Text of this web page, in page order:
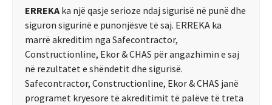
ERREKA ka një qasje serioze ndaj sigurisë në punë dhe
siguron sigurinë e punonjësve të saj. ERREKA ka
marrë akreditim nga Safecontractor,
Constructionline, Ekor & CHAS për angazhimin e saj
në rezultatet e shëndetit dhe sigurisë.
Safecontractor, Constructionline, Ekor & CHAS janë
programet kryesore të akreditimit të palëve të treta